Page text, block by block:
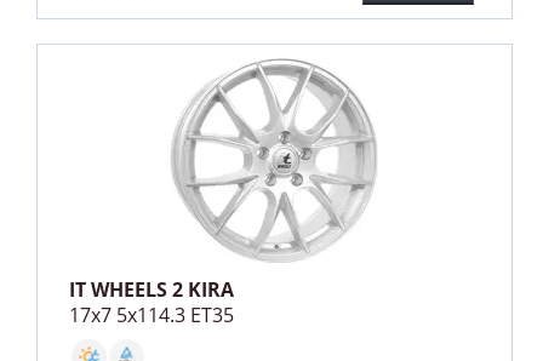
IT WHEELS 2 KIRA
17x7 5x114.3 ET35